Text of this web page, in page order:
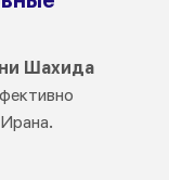
Шахида